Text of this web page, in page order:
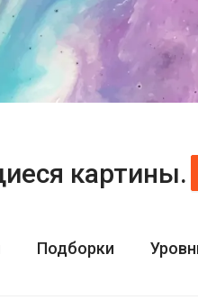
картины.
Подборки